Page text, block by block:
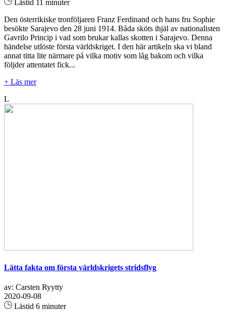
Lästid 11 minuter
Den österrikiske tronföljaren Franz Ferdinand och hans fru Sophie
besökte Sarajevo den 28 juni 1914. Båda sköts ihjäl av nationalisten
Gavrilo Princip i vad som brukar kallas skotten i Sarajevo. Denna
händelse utlöste första världskriget. I den här artikeln ska vi bland
annat titta lite närmare på vilka motiv som låg bakom och vilka
följder attentatet fick...
+ Läs mer
L
Lätta fakta om första världskrigets stridsflyg
av: Carsten Ryytty
2020-09-08
Lästid 6 minuter